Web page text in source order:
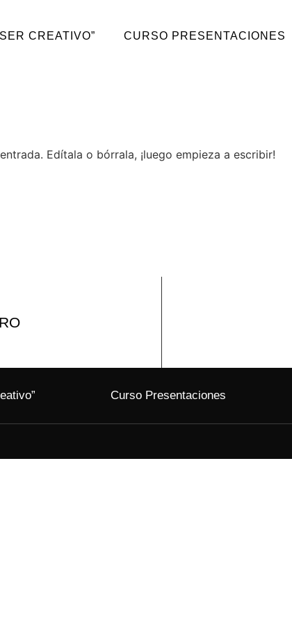
CREATIVO” CURSO PRESENTACIONES
Edítala o bórrala, ¡luego empieza a escribir!
Curso Presentaciones